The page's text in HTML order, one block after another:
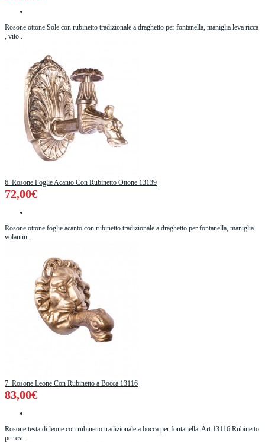
Rosone ottone Sole con rubinetto tradizionale a draghetto per fontanella, maniglia leva ricca
, vito..
6. Rosone Foglie Acanto Con Rubinetto Ottone 13139
72,00€
Rosone ottone foglie acanto con rubinetto tradizionale a draghetto per fontanella, maniglia
volantin..
7. Rosone Leone Con Rubinetto a Bocca 13116
83,00€
Rosone testa di leone con rubinetto tradizionale a bocca per fontanella. Art.13116.Rubinetto
per est..